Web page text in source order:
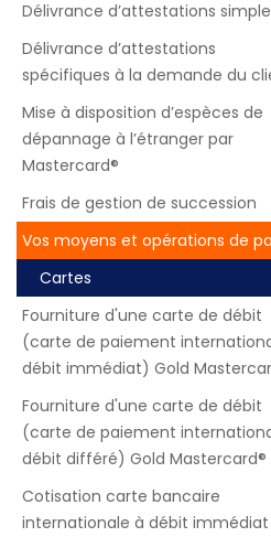
Délivrance d’attestations
Délivrance d’attestations
spécifiques à la demande du
Mise à disposition d’espèces de
dépannage à l’étranger par
Mastercard®
Frais de gestion de succession
Vos moyens et opérations de
Cartes
Fourniture d'une carte de débit
(carte de paiement
débit immédiat) Gold
Fourniture d'une carte de débit
(carte de paiement
débit différé) Gold Mastercard®
Cotisation carte bancaire
internationale à débit immédiat